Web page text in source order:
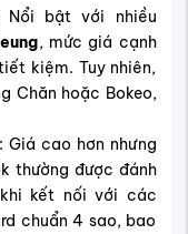
Nổi bật với nhiều
, mức giá cạnh
kiệm. Tuy nhiên,
Chăn hoặc Bokeo,
Giá cao hơn nhưng
thường được đánh
kết nối với các
chuẩn 4 sao, bao